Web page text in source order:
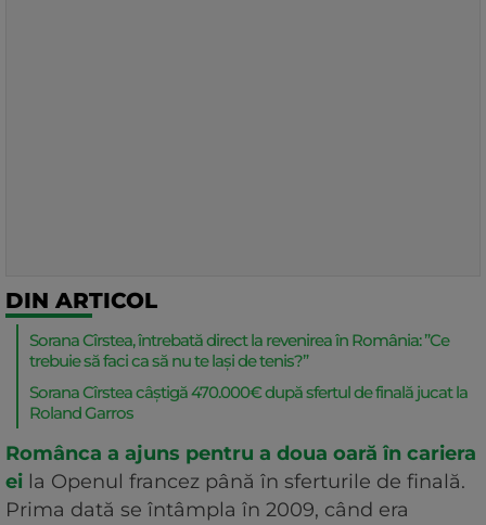
DIN ARTICOL
Sorana Cîrstea, întrebată direct la revenirea în România: ”Ce
trebuie să faci ca să nu te lași de tenis?”
Sorana Cîrstea câștigă 470.000€ după sfertul de finală jucat la
Roland Garros
Românca a ajuns pentru a doua oară în cariera
ei la Openul francez până în sferturile de finală.
Prima dată se întâmpla în 2009, când era